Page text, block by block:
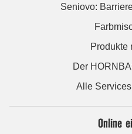
Seniovo:
Produkte
Der
Alle
Online